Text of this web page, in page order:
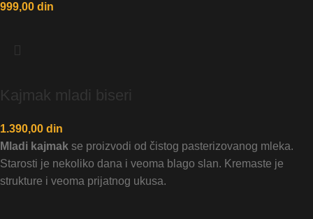
999,00 din
Kajmak mladi biseri
1.390,00 din
Mladi kajmak se proizvodi od čistog pasterizovanog mleka.
Starosti je nekoliko dana i veoma blago slan. Kremaste je
strukture i veoma prijatnog ukusa.